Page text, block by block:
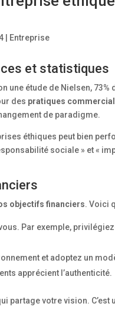
| Entreprise
et statistiques
une étude de Nielsen,
des pratiques
de paradigme.
éthiques peut bien
sociale » et «
objectifs financiers. Voici
Par exemple,
et adoptez un
apprécient l’authenticité.
votre vision.